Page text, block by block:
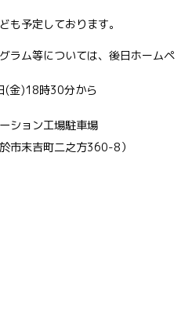
も予定しております。
ラム等については、後日ホームペ
(金)18時30分から
ション工場駐車場
末吉町二之方360-8）